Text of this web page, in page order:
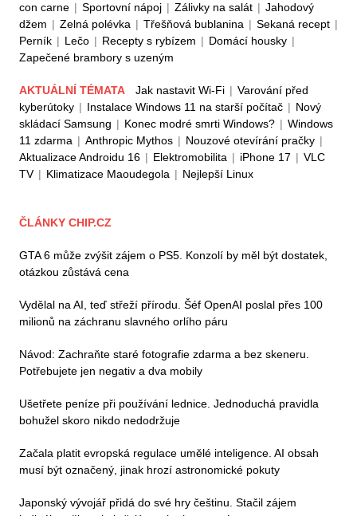
con carne | Sportovní nápoj | Zálivky na salát | Jahodový
džem | Zelná polévka | Třešňová bublanina | Sekaná recept |
Perník | Lečo | Recepty s rybízem | Domácí housky |
Zapečené brambory s uzeným
AKTUÁLNÍ TÉMATA Jak nastavit Wi-Fi | Varování před
kyberútoky | Instalace Windows 11 na starší počítač | Nový
skládací Samsung | Konec modré smrti Windows? | Windows
11 zdarma | Anthropic Mythos | Nouzové otevírání pračky |
Aktualizace Androidu 16 | Elektromobilita | iPhone 17 | VLC
TV | Klimatizace Maoudegola | Nejlepší Linux
ČLÁNKY CHIP.CZ
GTA 6 může zvýšit zájem o PS5. Konzolí by měl být dostatek,
otázkou zůstává cena
Vydělal na AI, teď střeží přírodu. Šéf OpenAI poslal přes 100
milionů na záchranu slavného orlího páru
Návod: Zachraňte staré fotografie zdarma a bez skeneru.
Potřebujete jen negativ a dva mobily
Ušetřete peníze při používání lednice. Jednoduchá pravidla
bohužel skoro nikdo nedodržuje
Začala platit evropská regulace umělé inteligence. AI obsah
musí být označený, jinak hrozí astronomické pokuty
Japonský vývojář přidá do své hry češtinu. Stačil zájem